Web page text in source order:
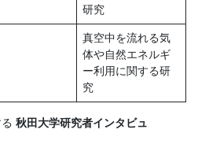
研究
真空中を流れる気
体や自然エネルギ
ー利用に関する研
究
秋田大学研究者インタビュ